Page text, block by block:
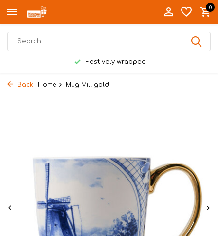
0
Festively wrapped
Back Home Mug Mill gold